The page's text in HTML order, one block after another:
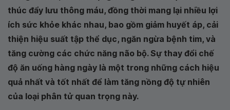
thúc đẩy lưu thông máu, đồng thời mang lại nhiều lợi
ích sức khỏe khác nhau, bao gồm giảm huyết áp, cải
thiện hiệu suất tập thể dục, ngăn ngừa bệnh tim, và
tăng cường các chức năng não bộ. Sự thay đổi chế
độ ăn uống hàng ngày là một trong những cách hiệu
quả nhất và tốt nhất để làm tăng nồng độ tự nhiên
của loại phân tử quan trọng này.